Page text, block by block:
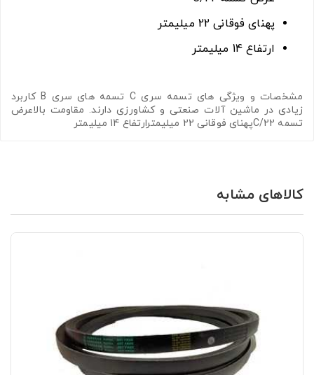
پهنای فوقانی 22 میلیمتر
ارتفاع 14 میلیمتر
مشخصات و ویژگی های تسمه سری C تسمه های سری B کاربرد
زیادی در ماشین آلات صنعتی و کشاورزی دارند. مقاومت بالاعرض
تسمه C/22پهنای فوقانی 22 میلیمترارتفاع 14 میلیمتر
کالاهای مشابه